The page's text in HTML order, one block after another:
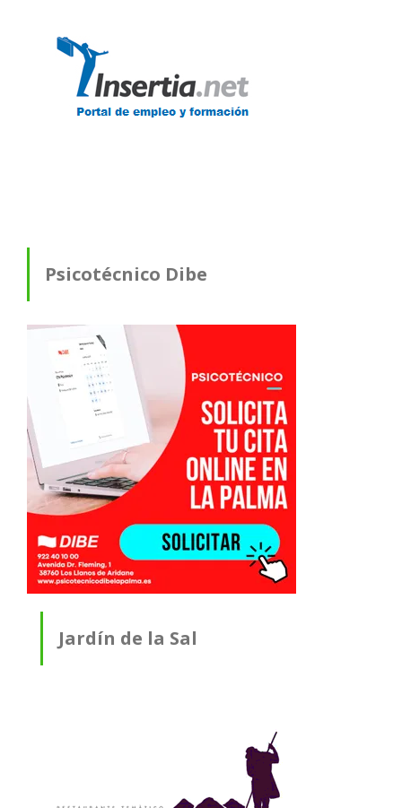
Psicotécnico Dibe
Jardín de la Sal